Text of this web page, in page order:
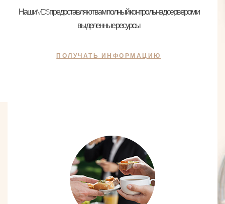
Наши VDS предоставляют вам полный контроль над сервером и
выделенные ресурсы
ПОЛУЧАТЬ ИНФОРМАЦИЮ